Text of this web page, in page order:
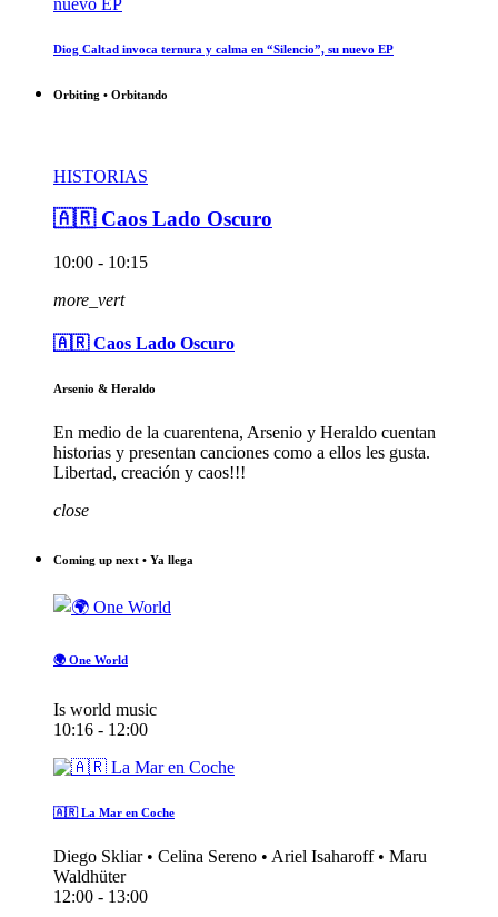
Diog Caltad invoca ternura y calma en “Silencio”, su nuevo EP
Orbiting • Orbitando
HISTORIAS
🇦🇷 Caos Lado Oscuro
10:00 - 10:15
more_vert
🇦🇷 Caos Lado Oscuro
Arsenio & Heraldo
En medio de la cuarentena, Arsenio y Heraldo cuentan
historias y presentan canciones como a ellos les gusta.
Libertad, creación y caos!!!
close
Coming up next • Ya llega
🌍 One World
Is world music
10:16 - 12:00
🇦🇷 La Mar en Coche
Diego Skliar • Celina Sereno • Ariel Isaharoff • Maru
Waldhüter
12:00 - 13:00